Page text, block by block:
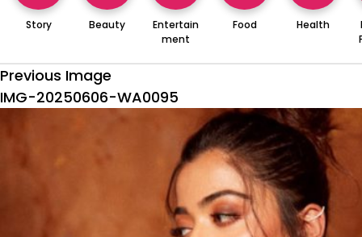
Story Beauty
Entertain
ment
Food Health
Previous Image
IMG-20250606-WA0095